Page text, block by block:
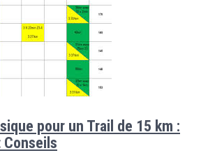
pour un Trail de 15 km :
Conseils